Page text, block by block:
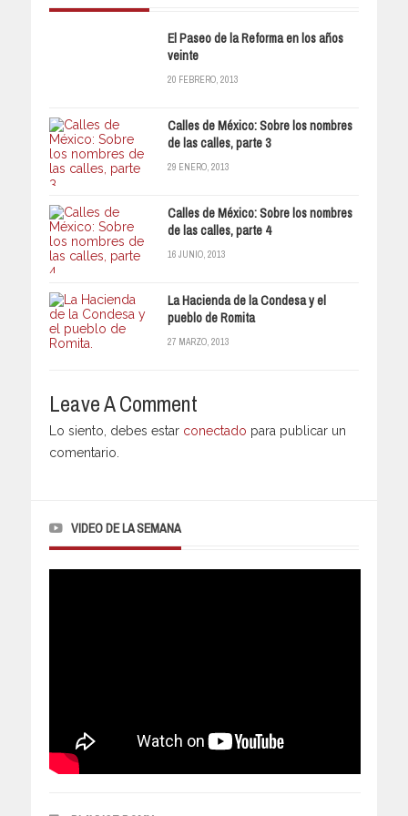
El Paseo de la Reforma en los años
veinte
20 FEBRERO, 2013
Calles de México: Sobre los nombres
de las calles, parte 3
29 ENERO, 2013
Calles de México: Sobre los nombres
de las calles, parte 4
16 JUNIO, 2013
La Hacienda de la Condesa y el
pueblo de Romita
27 MARZO, 2013
Leave A Comment
Lo siento, debes estar conectado para publicar un
comentario.
VIDEO DE LA SEMANA